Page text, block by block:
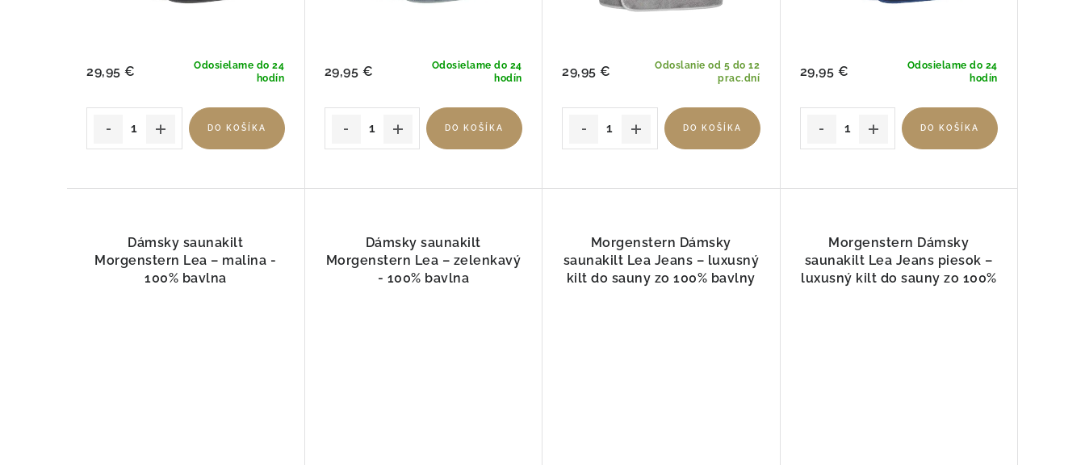
Odosielame do 24
hodín
29,95 €
DO KOŠÍKA
Odosielame do 24
hodín
29,95 €
DO KOŠÍKA
Odoslanie od 5 do 12
prac.dní
29,95 €
DO KOŠÍKA
Odosielame do 24
hodín
29,95 €
DO KOŠÍKA
Dámsky saunakilt
Morgenstern Lea – malina -
100% bavlna
Dámsky saunakilt
Morgenstern Lea – zelenkavý
- 100% bavlna
Morgenstern Dámsky
saunakilt Lea Jeans – luxusný
kilt do sauny zo 100% bavlny
Morgenstern Dámsky
saunakilt Lea Jeans piesok –
luxusný kilt do sauny zo 100%